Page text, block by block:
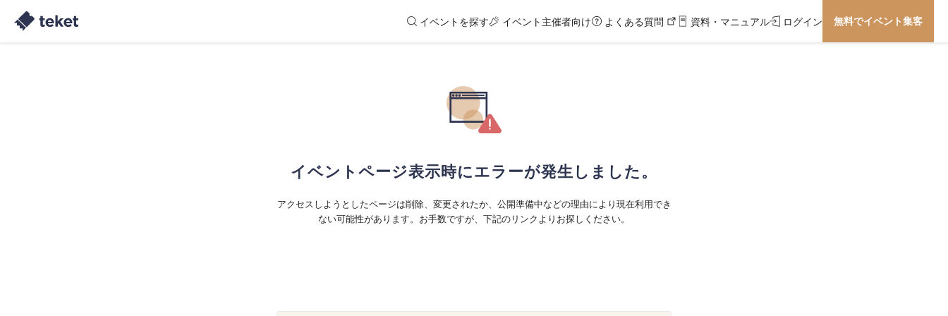
イベントを探す イベント主催者向け よくある質問 資料・マニュアル ログイン 無料でイベント集客
イベントページ表示時にエラーが発生しました。
アクセスしようとしたページは削除、変更されたか、公開準備中などの理由により現在利用でき
ない可能性があります。お手数ですが、下記のリンクよりお探しください。